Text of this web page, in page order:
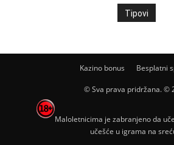
Tipovi
Kazino bonus Besplatni
© Sva prava pridržana. ©
Maloletnicima je zabranjeno da
učešće u igrama na